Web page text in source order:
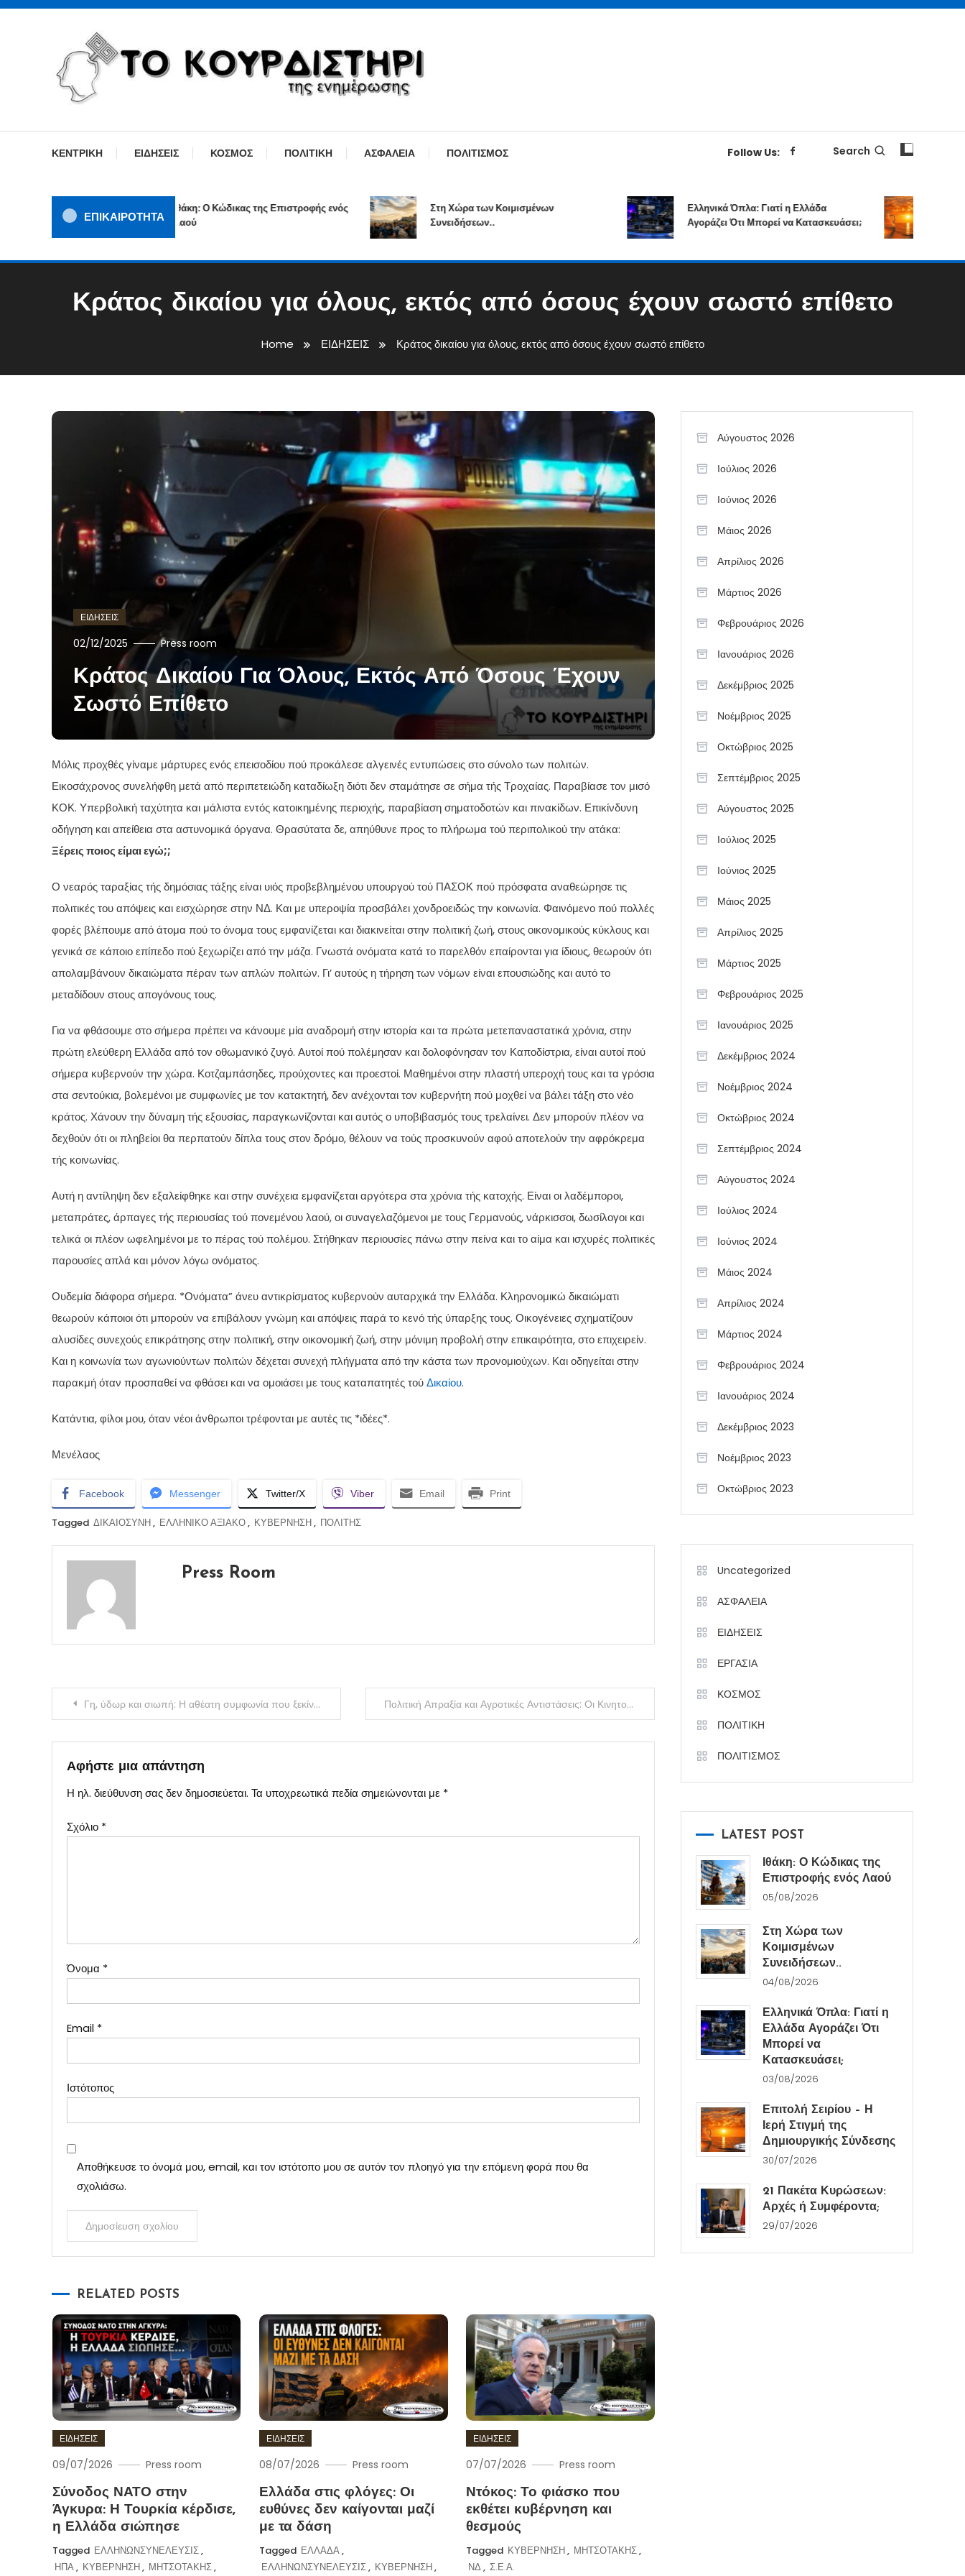
Skip
TOKOURDISTIRI.GR
ΚΕΝΤΡΙΚΗ ΕΙΔΗΣΕΙΣ ΚΟΣΜΟΣ ΠΟΛΙΤΙΚΗ ΑΣΦΑΛΕΙΑ ΠΟΛΙΤΙΣΜΟΣ Follow Us: Search
ΕΠΙΚΑΙΡΟΤΗΤΑ
Ιθάκη: Ο Κώδικας της Επιστροφής ενός
Λαού
Στη Χώρα των Κοιμισμένων
Συνειδήσεων..
Ελληνικά Όπλα: Γιατί η Ελλάδα
Αγοράζει Ότι Μπορεί να Κατασκευάσει;
Κράτος δικαίου για όλους, εκτός από όσους έχουν σωστό επίθετο
Home ΕΙΔΗΣΕΙΣ Κράτος δικαίου για όλους, εκτός από όσους έχουν σωστό επίθετο
ΕΙΔΗΣΕΙΣ
02/12/2025 Press room
Κράτος Δικαίου Για Όλους, Εκτός Από Όσους Έχουν
Σωστό Επίθετο
Μόλις προχθές γίναμε μάρτυρες ενός επεισοδίου πού προκάλεσε αλγεινές εντυπώσεις στο σύνολο των πολιτών.
Εικοσάχρονος συνελήφθη μετά από περιπετειώδη καταδίωξη διότι δεν σταμάτησε σε σήμα τής Τροχαίας. Παραβίασε τον μισό
ΚΟΚ. Υπερβολική ταχύτητα και μάλιστα εντός κατοικημένης περιοχής, παραβίαση σηματοδοτών και πινακίδων. Επικίνδυνη
οδήγηση και απείθεια στα αστυνομικά όργανα. Θρασύτατα δε, απηύθυνε προς το πλήρωμα τού περιπολικού την ατάκα:
Ξέρεις ποιος είμαι εγώ;;
Ο νεαρός ταραξίας τής δημόσιας τάξης είναι υιός προβεβλημένου υπουργού τού ΠΑΣΟΚ πού πρόσφατα αναθεώρησε τις
πολιτικές του απόψεις και εισχώρησε στην ΝΔ. Και με υπεροψία προσβάλει χονδροειδώς την κοινωνία. Φαινόμενο πού πολλές
φορές βλέπουμε από άτομα πού το όνομα τους εμφανίζεται και διακινείται στην πολιτική ζωή, στους οικονομικούς κύκλους και
γενικά σε κάποιο επίπεδο πού ξεχωρίζει από την μάζα. Γνωστά ονόματα κατά το παρελθόν επαίρονται για ίδιους, θεωρούν ότι
απολαμβάνουν δικαιώματα πέραν των απλών πολιτών. Γι’ αυτούς η τήρηση των νόμων είναι επουσιώδης και αυτό το
μεταδίδουν στους απογόνους τους.
Για να φθάσουμε στο σήμερα πρέπει να κάνουμε μία αναδρομή στην ιστορία και τα πρώτα μετεπαναστατικά χρόνια, στην
πρώτη ελεύθερη Ελλάδα από τον οθωμανικό ζυγό. Αυτοί πού πολέμησαν και δολοφόνησαν τον Καποδίστρια, είναι αυτοί πού
σήμερα κυβερνούν την χώρα. Κοτζαμπάσηδες, προύχοντες και προεστοί. Μαθημένοι στην πλαστή υπεροχή τους και τα γρόσια
στα σεντούκια, βολεμένοι με συμφωνίες με τον κατακτητή, δεν ανέχονται τον κυβερνήτη πού μοχθεί να βάλει τάξη στο νέο
κράτος. Χάνουν την δύναμη τής εξουσίας, παραγκωνίζονται και αυτός ο υποβιβασμός τους τρελαίνει. Δεν μπορούν πλέον να
δεχθούν ότι οι πληβείοι θα περπατούν δίπλα τους στον δρόμο, θέλουν να τούς προσκυνούν αφού αποτελούν την αφρόκρεμα
τής κοινωνίας.
Αυτή η αντίληψη δεν εξαλείφθηκε και στην συνέχεια εμφανίζεται αργότερα στα χρόνια τής κατοχής. Είναι οι λαδέμποροι,
μεταπράτες, άρπαγες τής περιουσίας τού πονεμένου λαού, οι συναγελαζόμενοι με τους Γερμανούς, νάρκισσοι, δωσίλογοι και
τελικά οι πλέον ωφελημένοι με το πέρας τού πολέμου. Στήθηκαν περιουσίες πάνω στην πείνα και το αίμα και ισχυρές πολιτικές
παρουσίες απλά και μόνον λόγω ονόματος.
Ουδεμία διάφορα σήμερα. *Ονόματα” άνευ αντικρίσματος κυβερνούν αυταρχικά την Ελλάδα. Κληρονομικώ δικαιώματι
θεωρούν κάποιοι ότι μπορούν να επιβάλουν γνώμη και απόψεις παρά το κενό τής ύπαρξης τους. Οικογένειες σχηματίζουν
αλυσίδες συνεχούς επικράτησης στην πολιτική, στην οικονομική ζωή, στην μόνιμη προβολή στην επικαιρότητα, στο επιχειρείν.
Και η κοινωνία των αγωνιούντων πολιτών δέχεται συνεχή πλήγματα από την κάστα των προνομιούχων. Και οδηγείται στην
παρακμή όταν προσπαθεί να φθάσει και να ομοιάσει με τους καταπατητές τούΔικαίου.
Κατάντια, φίλοι μου, όταν νέοι άνθρωποι τρέφονται με αυτές τις *ιδέες*.
Μενέλαος
Facebook Messenger Twitter/X Viber Email Print
Tagged ΔΙΚΑΙΟΣΥΝΗ, ΕΛΛΗΝΙΚΟ ΑΞΙΑΚΟ, ΚΥΒΕΡΝΗΣΗ, ΠΟΛΙΤΗΣ
Press Room
Πλοήγηση
Γη, ύδωρ και σιωπή: Η αθέατη συμφωνία που ξεκίνησε την απογύμνωση του ελληνικού πλούτου Πολιτική Απραξία και Αγροτικές Αντιστάσεις: Οι Κινητοποιήσεις που Παραλύουν τη Χώρα
Αφήστε μια απάντηση
Η ηλ. διεύθυνση σας δεν δημοσιεύεται. Τα υποχρεωτικά πεδία σημειώνονται με *
Σχόλιο *
Όνομα *
Email *
Ιστότοπος
Αποθήκευσε το όνομά μου, email, και τον ιστότοπο μου σε αυτόν τον πλοηγό για την επόμενη φορά που θα
σχολιάσω.
RELATED POSTS
ΕΙΔΗΣΕΙΣ
09/07/2026 Press room
Σύνοδος ΝΑΤΟ στην
Άγκυρα: Η Τουρκία κέρδισε,
η Ελλάδα σιώπησε
Tagged ΕΛΛΗΝΩΝΣΥΝΕΛΕΥΣΙΣ,
ΗΠΑ, ΚΥΒΕΡΝΗΣΗ, ΜΗΤΣΟΤΑΚΗΣ,
ΕΙΔΗΣΕΙΣ
08/07/2026 Press room
Ελλάδα στις φλόγες: Οι
ευθύνες δεν καίγονται μαζί
με τα δάση
Tagged ΕΛΛΑΔΑ,
ΕΛΛΗΝΩΝΣΥΝΕΛΕΥΣΙΣ, ΚΥΒΕΡΝΗΣΗ,
ΕΙΔΗΣΕΙΣ
07/07/2026 Press room
Ντόκος: Το φιάσκο που
εκθέτει κυβέρνηση και
θεσμούς
Tagged ΚΥΒΕΡΝΗΣΗ, ΜΗΤΣΟΤΑΚΗΣ,
ΝΔ, Σ.Ε.Α.
Αύγουστος 2026
Ιούλιος 2026
Ιούνιος 2026
Μάιος 2026
Απρίλιος 2026
Μάρτιος 2026
Φεβρουάριος 2026
Ιανουάριος 2026
Δεκέμβριος 2025
Νοέμβριος 2025
Οκτώβριος 2025
Σεπτέμβριος 2025
Αύγουστος 2025
Ιούλιος 2025
Ιούνιος 2025
Μάιος 2025
Απρίλιος 2025
Μάρτιος 2025
Φεβρουάριος 2025
Ιανουάριος 2025
Δεκέμβριος 2024
Νοέμβριος 2024
Οκτώβριος 2024
Σεπτέμβριος 2024
Αύγουστος 2024
Ιούλιος 2024
Ιούνιος 2024
Μάιος 2024
Απρίλιος 2024
Μάρτιος 2024
Φεβρουάριος 2024
Ιανουάριος 2024
Δεκέμβριος 2023
Νοέμβριος 2023
Οκτώβριος 2023
Uncategorized
ΑΣΦΑΛΕΙΑ
ΕΙΔΗΣΕΙΣ
ΕΡΓΑΣΙΑ
ΚΟΣΜΟΣ
ΠΟΛΙΤΙΚΗ
ΠΟΛΙΤΙΣΜΟΣ
LATEST POST
Ιθάκη: Ο Κώδικας της
Επιστροφής ενός Λαού
05/08/2026
Στη Χώρα των
Κοιμισμένων
Συνειδήσεων..
04/08/2026
Ελληνικά Όπλα: Γιατί η
Ελλάδα Αγοράζει Ότι
Μπορεί να
Κατασκευάσει;
03/08/2026
Επιτολή Σειρίου – Η
Ιερή Στιγμή της
Δημιουργικής Σύνδεσης
30/07/2026
21 Πακέτα Κυρώσεων:
Αρχές ή Συμφέροντα;
29/07/2026